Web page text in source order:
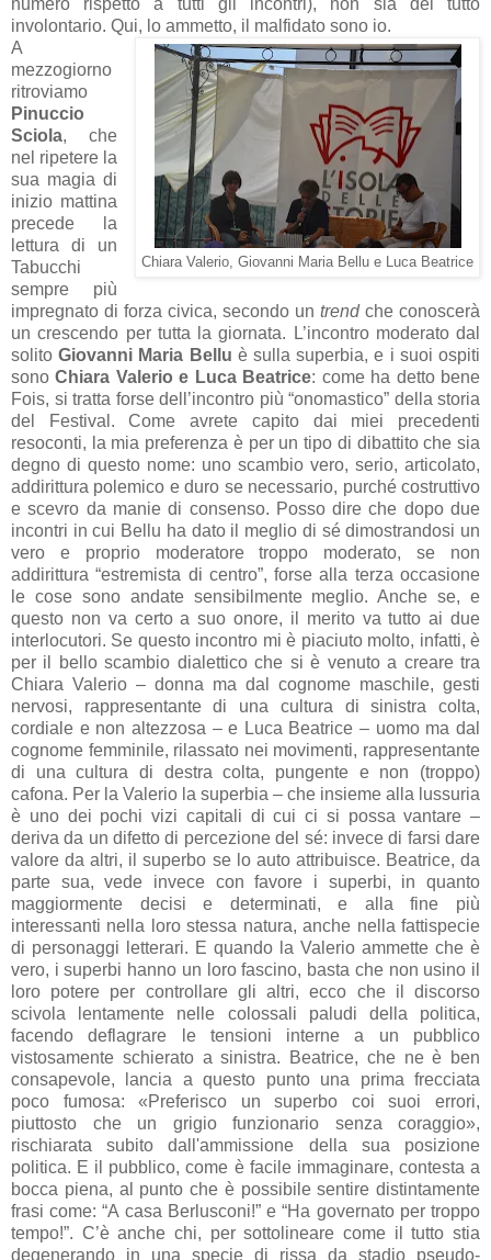
involontario. Qui, lo ammetto, il malfidato sono io.
Chiara Valerio, Giovanni Maria Bellu e Luca Beatrice
A
mezzogiorno
ritroviamo
Pinuccio
Sciola, che
nel ripetere la
sua magia di
inizio mattina
precede la
lettura di un
Tabucchi
sempre più
impregnato di forza civica, secondo un trendche conoscerà
un crescendo per tutta la giornata. L’incontro moderato dal
solitoGiovanni Maria Bellu è sulla superbia, e i suoi ospiti
sonoChiara Valerio e Luca Beatrice: come ha detto bene
Fois, si tratta forse dell’incontro più “onomastico” della storia
del Festival. Come avrete capito dai miei precedenti
resoconti, la mia preferenza è per un tipo di dibattito che sia
degno di questo nome: uno scambio vero, serio, articolato,
addirittura polemico e duro se necessario, purché costruttivo
e scevro da manie di consenso. Posso dire che dopo due
incontri in cui Bellu ha dato il meglio di sé dimostrandosi un
vero e proprio moderatore troppo moderato, se non
addirittura “estremista di centro”, forse alla terza occasione
le cose sono andate sensibilmente meglio. Anche se, e
questo non va certo a suo onore, il merito va tutto ai due
interlocutori. Se questo incontro mi è piaciuto molto, infatti, è
per il bello scambio dialettico che si è venuto a creare tra
Chiara Valerio – donna ma dal cognome maschile, gesti
nervosi, rappresentante di una cultura di sinistra colta,
cordiale e non altezzosa – e Luca Beatrice – uomo ma dal
cognome femminile, rilassato nei movimenti, rappresentante
di una cultura di destra colta, pungente e non (troppo)
cafona. Per la Valerio la superbia – che insieme alla lussuria
è uno dei pochi vizi capitali di cui ci si possa vantare –
deriva da un difetto di percezione del sé: invece di farsi dare
valore da altri, il superbo se lo auto attribuisce. Beatrice, da
parte sua, vede invece con favore i superbi, in quanto
maggiormente decisi e determinati, e alla fine più
interessanti nella loro stessa natura, anche nella fattispecie
di personaggi letterari. E quando la Valerio ammette che è
vero, i superbi hanno un loro fascino, basta che non usino il
loro potere per controllare gli altri, ecco che il discorso
scivola lentamente nelle colossali paludi della politica,
facendo deflagrare le tensioni interne a un pubblico
vistosamente schierato a sinistra. Beatrice, che ne è ben
consapevole, lancia a questo punto una prima frecciata
poco fumosa: «Preferisco un superbo coi suoi errori,
piuttosto che un grigio funzionario senza coraggio»,
rischiarata subito dall'ammissione della sua posizione
politica. E il pubblico, come è facile immaginare, contesta a
bocca piena, al punto che è possibile sentire distintamente
frasi come: “A casa Berlusconi!” e “Ha governato per troppo
tempo!”. C’è anche chi, per sottolineare come il tutto stia
degenerando in una specie di rissa da stadio pseudo-